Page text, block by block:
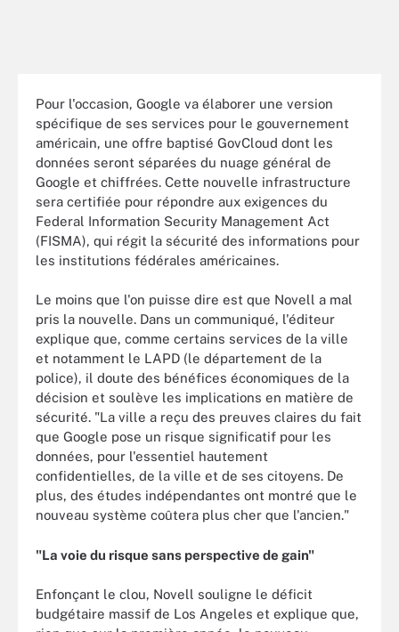
Pour l'occasion, Google va élaborer une version
spécifique de ses services pour le gouvernement
américain, une offre baptisé GovCloud dont les
données seront séparées du nuage général de
Google et chiffrées. Cette nouvelle infrastructure
sera certifiée pour répondre aux exigences du
Federal Information Security Management Act
(FISMA), qui régit la sécurité des informations pour
les institutions fédérales américaines.
Le moins que l'on puisse dire est que Novell a mal
pris la nouvelle. Dans un communiqué, l'éditeur
explique que, comme certains services de la ville
et notamment le LAPD (le département de la
police), il doute des bénéfices économiques de la
décision et soulève les implications en matière de
sécurité. "La ville a reçu des preuves claires du fait
que Google pose un risque significatif pour les
données, pour l'essentiel hautement
confidentielles, de la ville et de ses citoyens. De
plus, des études indépendantes ont montré que le
nouveau système coûtera plus cher que l'ancien."
"La voie du risque sans perspective de gain"
Enfonçant le clou, Novell souligne le déficit
budgétaire massif de Los Angeles et explique que,